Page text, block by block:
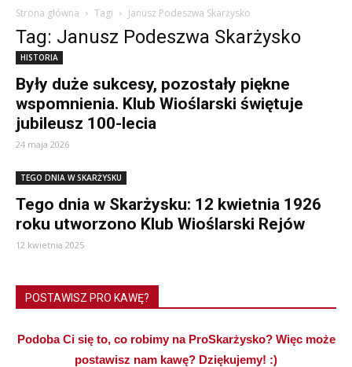
Strona główna Tagi Janusz Podeszwa Skarżysko
Tag: Janusz Podeszwa Skarżysko
HISTORIA
Były duże sukcesy, pozostały piękne
wspomnienia. Klub Wioślarski świętuje
jubileusz 100-lecia
24 maja 2026
TEGO DNIA W SKARŻYSKU
Tego dnia w Skarżysku: 12 kwietnia 1926
roku utworzono Klub Wioślarski Rejów
12 kwietnia 2025
POSTAWISZ PRO KAWĘ?
Podoba Ci się to, co robimy na ProSkarżysko? Więc może
postawisz nam kawę? Dziękujemy! :)